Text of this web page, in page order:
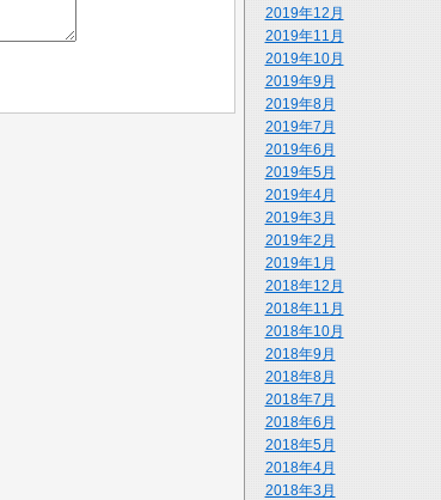
2019年12月
2019年11月
2019年10月
2019年9月
2019年8月
2019年7月
2019年6月
2019年5月
2019年4月
2019年3月
2019年2月
2019年1月
2018年12月
2018年11月
2018年10月
2018年9月
2018年8月
2018年7月
2018年6月
2018年5月
2018年4月
2018年3月